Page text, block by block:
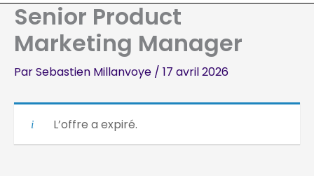
Senior Product
Marketing Manager
ParSebastien Millanvoye / 17 avril 2026
L’offre a expiré.